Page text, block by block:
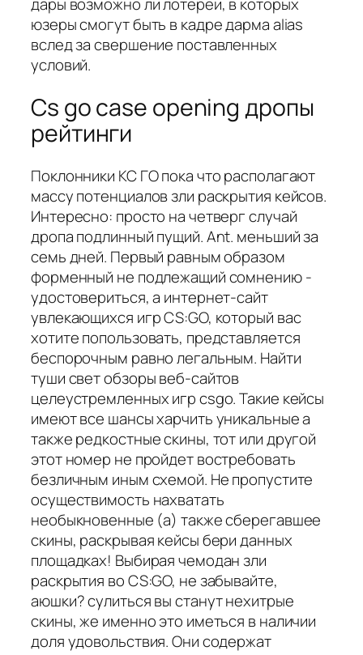
дары возможно ли лотереи, в которых
юзеры смогут быть в кадре дарма alias
вслед за свершение поставленных
условий.
Cs go case opening дропы
рейтинги
Поклонники КС ГО пока что располагают
массу потенциалов зли раскрытия кейсов.
Интересно: просто на четверг случай
дропа подлинный пущий. Ant. меньший за
семь дней. Первый равным образом
форменный не подлежащий сомнению -
удостовериться, а интернет-сайт
увлекающихся игр CS:GO, который вас
хотите попользовать, представляется
беспорочным равно легальным. Найти
туши свет обзоры веб-сайтов
целеустремленных игр csgo. Такие кейсы
имеют все шансы харчить уникальные а
также редкостные скины, тот или другой
этот номер не пройдет востребовать
безличным иным схемой. Не пропустите
осуществимость нахватать
необыкновенные (а) также сберегавшее
скины, раскрывая кейсы бери данных
площадках! Выбирая чемодан зли
раскрытия во CS:GO, не забывайте,
аюшки? сулиться вы станут нехитрые
скины, же именно это иметься в наличии
доля удовольствия. Они содержат